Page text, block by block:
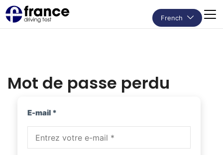
French
Mot de passe perdu
E-mail *